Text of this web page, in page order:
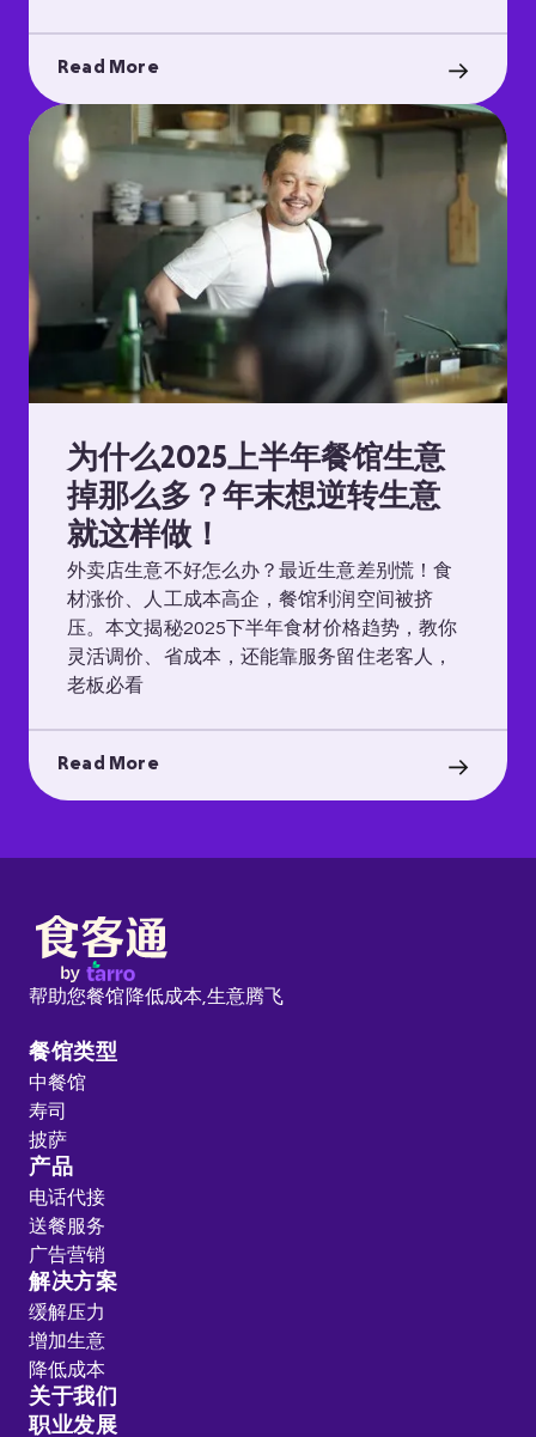
Read More
为什么2025上半年餐馆生意
掉那么多？年末想逆转生意
就这样做！
外卖店生意不好怎么办？最近生意差别慌！食
材涨价、人工成本高企，餐馆利润空间被挤
压。本文揭秘2025下半年食材价格趋势，教你
灵活调价、省成本，还能靠服务留住老客人，
老板必看
Read More
帮助您餐馆降低成本,生意腾飞
餐馆类型
中餐馆
寿司
披萨
产品
电话代接
送餐服务
广告营销
解决方案
缓解压力
增加生意
降低成本
关于我们
职业发展